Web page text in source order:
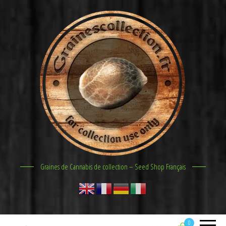
Graines de Cannabis de collection – Seed Shop Français
0